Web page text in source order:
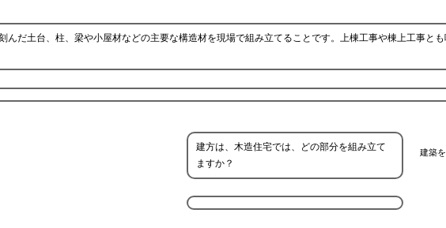
んだ土台、柱、梁や小屋材などの主要な構造材を現場で組み立てることです。上棟工事や棟上工事とも
建築
建方は、木造住宅では、どの部分を組み立て
ますか？